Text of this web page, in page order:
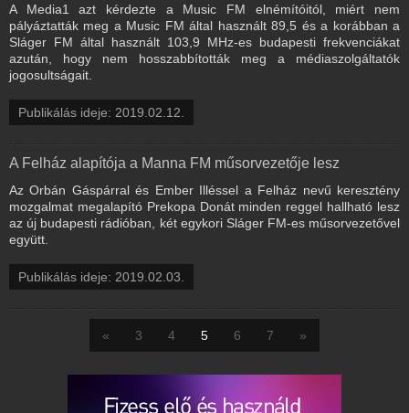
A Media1 azt kérdezte a Music FM elnémítóitól, miért nem
pályáztatták meg a Music FM által használt 89,5 és a korábban a
Sláger FM által használt 103,9 MHz-es budapesti frekvenciákat
azután, hogy nem hosszabbították meg a médiaszolgáltatók
jogosultságait.
Publikálás ideje: 2019.02.12.
A Felház alapítója a Manna FM műsorvezetője lesz
Az Orbán Gáspárral és Ember Illéssel a Felház nevű keresztény
mozgalmat megalapító Prekopa Donát minden reggel hallható lesz
az új budapesti rádióban, két egykori Sláger FM-es műsorvezetővel
együtt.
Publikálás ideje: 2019.02.03.
« 3 4 5 6 7 »